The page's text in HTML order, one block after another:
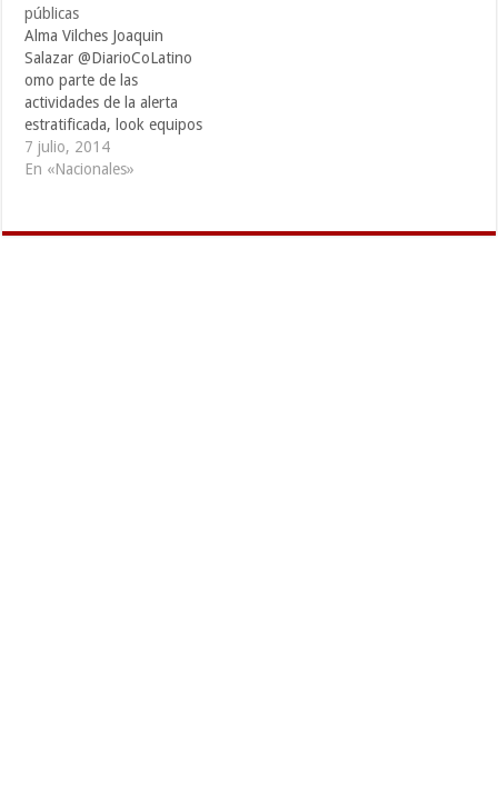
públicas
Alma Vilches Joaquin
Salazar @DiarioCoLatino
omo parte de las
actividades de la alerta
estratificada, look equipos
del Sistema Nacional de
Protección Civil verificaron
criaderos de zancudo,
7 julio, 2014
En «Nacionales»